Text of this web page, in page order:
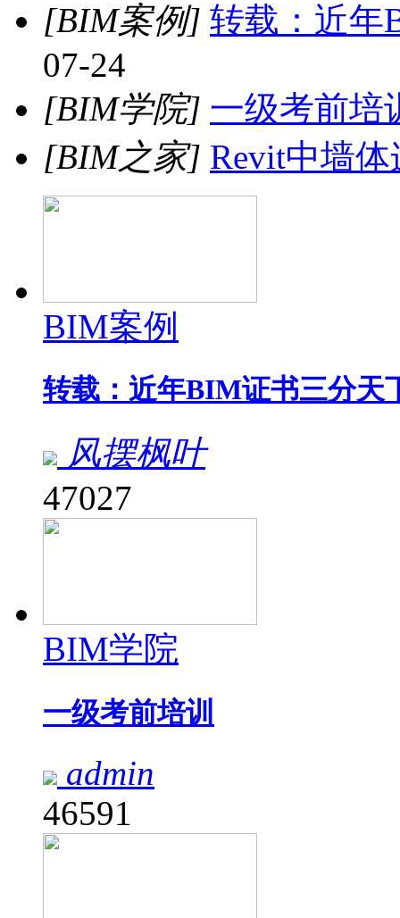
[BIM案例] 转载：近年
07-24
[BIM学院] 一级考前培
[BIM之家] Revit中墙
BIM案例
转载：近年BIM证书三分天
风摆枫叶
47027
BIM学院
一级考前培训
admin
46591